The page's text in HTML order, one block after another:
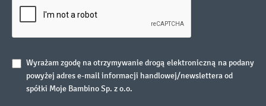
Wyrażam zgodę na otrzymywanie drogą elektroniczną na podany
powyżej adres e-mail informacji handlowej/newslettera od
spółki Moje Bambino Sp. z o.o.